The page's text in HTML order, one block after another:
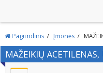
Pagrindinis Įmonės
MAŽEIKIŲ ACETILENAS,